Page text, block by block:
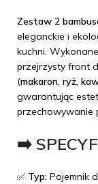
Zestaw 2
eleganckie i
kuchni.
przejrzysty front
(makaron, ryż,
gwarantując
przechowywanie
➡️
✅ Typ: Pojemnik